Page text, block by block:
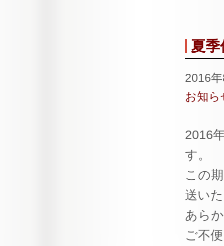
夏
2016
お知ら
2016
す。
この
送い
あら
ご不